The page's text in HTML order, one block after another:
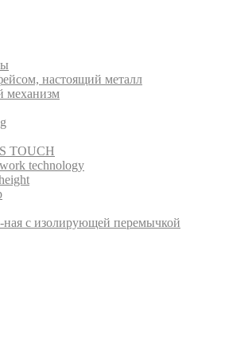
настоящий металл
механизм
TOUCH
technology
с изолирующей перемычкой